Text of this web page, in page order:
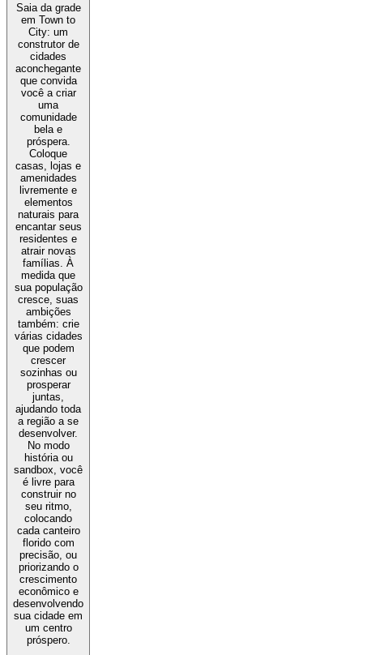
Saia da grade
em Town to
City: um
construtor de
cidades
aconchegante
que convida
você a criar
uma
comunidade
bela e
próspera.
Coloque
casas, lojas e
amenidades
livremente e
elementos
naturais para
encantar seus
residentes e
atrair novas
famílias. À
medida que
sua população
cresce, suas
ambições
também: crie
várias cidades
que podem
crescer
sozinhas ou
prosperar
juntas,
ajudando toda
a região a se
desenvolver.
No modo
história ou
sandbox, você
é livre para
construir no
seu ritmo,
colocando
cada canteiro
florido com
precisão, ou
priorizando o
crescimento
econômico e
desenvolvendo
sua cidade em
um centro
próspero.